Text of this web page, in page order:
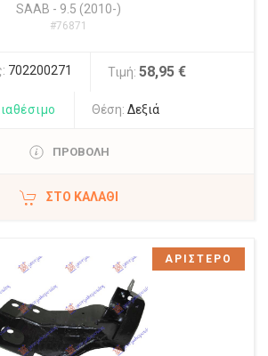
SAAB - 9.5 (2010-)
#76871
702200271 Τιμή: 58,95 €
Θέση: Δεξιά
ΠΡΟΒΟΛΗ
ΣΤΟ ΚΑΛΆΘΙ
ΑΡΙΣΤΕΡΟ